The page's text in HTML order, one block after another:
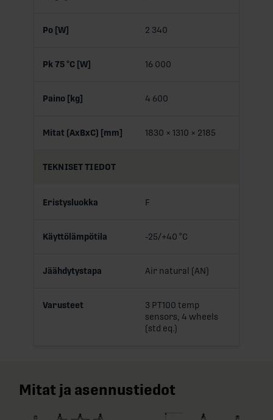
Po [W] 2 340
Pk 75 °C [W] 16 000
Paino [kg] 4 600
Mitat (AxBxC) [mm] 1830 × 1310 × 2185
TEKNISET TIEDOT
Eristysluokka F
Käyttölämpötila -25/+40 °C
Jäähdytystapa Air natural (AN)
Varusteet
3 PT100 temp
sensors, 4 wheels
(std eq.)
Mitat ja asennustiedot